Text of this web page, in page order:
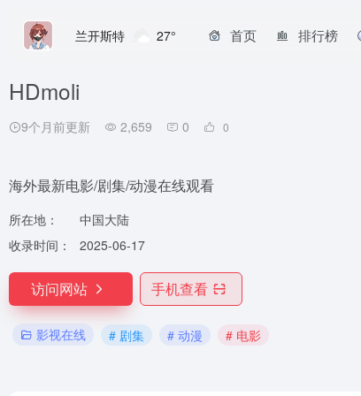
兰开斯特 27° 首页 排行榜
HDmoli
9个月前更新 2,659 0 0
海外最新电影/剧集/动漫在线观看
所在地：
中国大陆
收录时间：
2025-06-17
访问网站 手机查看
影视在线 # 剧集 # 动漫 # 电影